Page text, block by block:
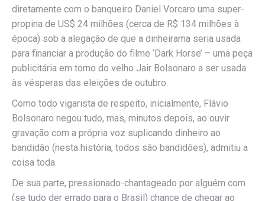
diretamente com o banqueiro Daniel Vorcaro uma super-
propina de US$ 24 milhões (cerca de R$ 134 milhões à
época) sob a alegação de que a dinheirama seria usada
para financiar a produção do filme ‘Dark Horse’ – uma peça
publicitária em torno do velho Jair Bolsonaro a ser usada
às vésperas das eleições de outubro.
Como todo vigarista de respeito, inicialmente, Flávio
Bolsonaro negou tudo, mas, minutos depois, ao ouvir
gravação com a própria voz suplicando dinheiro ao
bandidão (nesta história, todos são bandidões), admitiu a
coisa toda.
De sua parte, pressionado-chantageado por alguém com
(se tudo der errado para o Brasil) chance de chegar ao